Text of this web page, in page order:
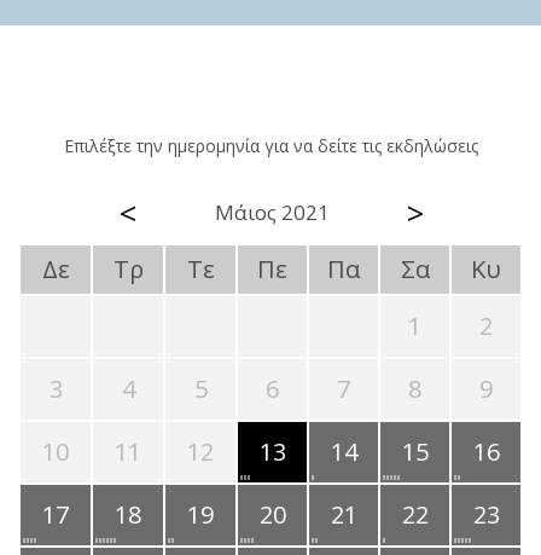
Επιλέξτε την ημερομηνία για να δείτε τις εκδηλώσεις
< Μάιος 2021 >
Δε Τρ Τε Πε Πα Σα
Κυ
1
2
3
4 5 6 7 8
9
10
11 12 13 14 15
16
17
18 19 20 21 22
23